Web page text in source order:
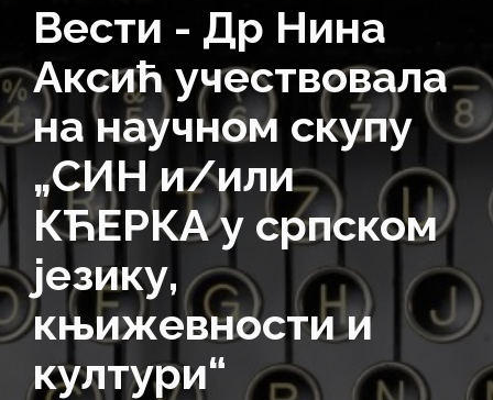
Вести - Др Нина
Аксић учествовала
на научном скупу
„СИН и/или
КЋЕРКА у српском
језику,
књижевности и
култури“